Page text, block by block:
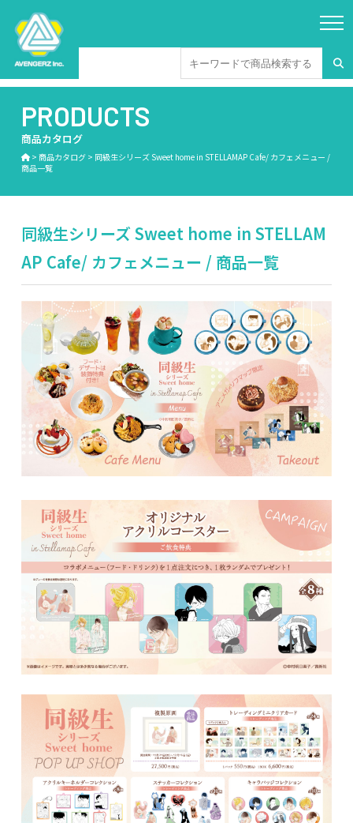
PRODUCTS
商品カタログ
> 商品カタログ> 同級生シリーズ Sweet home in STELLAMAP Cafe/ カフェメニュー /
商品一覧
同級生シリーズ Sweet home in STELLAM
AP Cafe/ カフェメニュー / 商品一覧